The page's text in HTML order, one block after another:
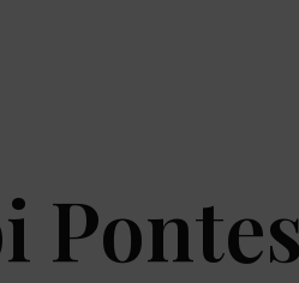
Pontes